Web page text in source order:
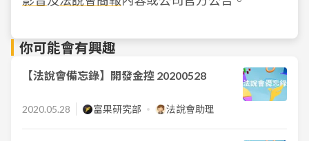
你可能會有興趣
【法說會備忘錄】開發金控 20200528
2020.05.28 富果研究部 法說會助理